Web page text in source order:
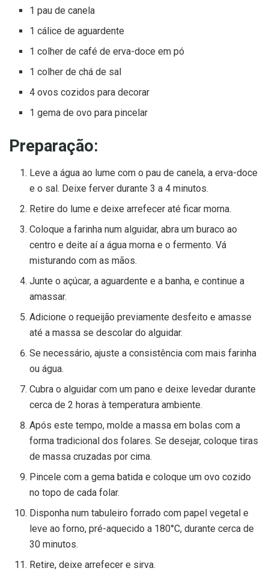
1 pau de canela
1 cálice de aguardente
1 colher de café de erva-doce em pó
1 colher de chá de sal
4 ovos cozidos para decorar
1 gema de ovo para pincelar
Preparação:
Leve a água ao lume com o pau de canela, a erva-doce
e o sal. Deixe ferver durante 3 a 4 minutos.
Retire do lume e deixe arrefecer até ficar morna.
Coloque a farinha num alguidar, abra um buraco ao
centro e deite aí a água morna e o fermento. Vá
misturando com as mãos.
Junte o açúcar, a aguardente e a banha, e continue a
amassar.
Adicione o requeijão previamente desfeito e amasse
até a massa se descolar do alguidar.
Se necessário, ajuste a consistência com mais farinha
ou água.
Cubra o alguidar com um pano e deixe levedar durante
cerca de 2 horas à temperatura ambiente.
Após este tempo, molde a massa em bolas com a
forma tradicional dos folares. Se desejar, coloque tiras
de massa cruzadas por cima.
Pincele com a gema batida e coloque um ovo cozido
no topo de cada folar.
Disponha num tabuleiro forrado com papel vegetal e
leve ao forno, pré-aquecido a 180°C, durante cerca de
30 minutos.
Retire, deixe arrefecer e sirva.